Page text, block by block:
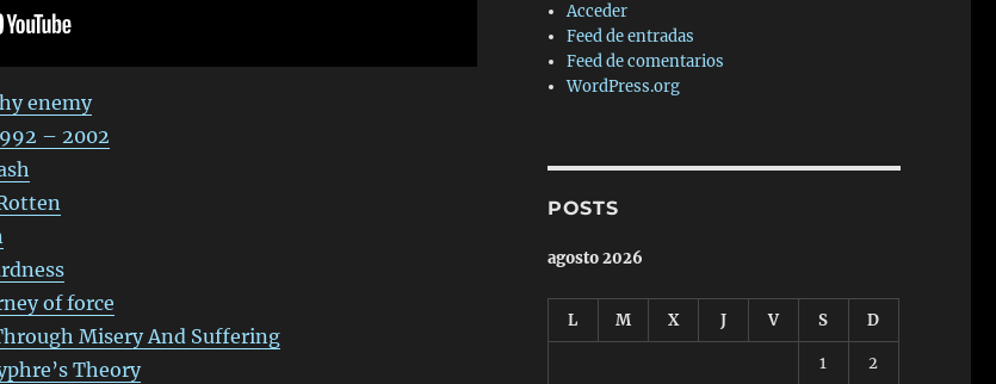
enemy
– 2002
of force
Misery And Suffering
Theory
Acceder
Feed de entradas
Feed de comentarios
WordPress.org
POSTS
agosto 2026
L M X J V S D
1 2